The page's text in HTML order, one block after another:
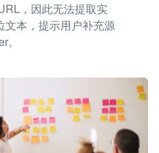
，因此无法提取实
文本，提示用户补充源